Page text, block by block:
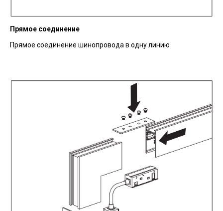
Прямое соединение
Прямое соединение шинопровода в одну линию